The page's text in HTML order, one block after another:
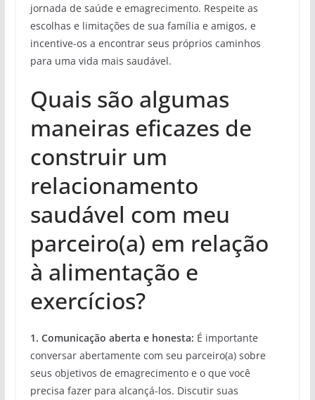
jornada de saúde e emagrecimento. Respeite as
escolhas e limitações de sua família e amigos, e
incentive-os a encontrar seus próprios caminhos
para uma vida mais saudável.
Quais são algumas
maneiras eficazes de
construir um
relacionamento
saudável com meu
parceiro(a) em relação
à alimentação e
exercícios?
1. Comunicação aberta e honesta: É importante
conversar abertamente com seu parceiro(a) sobre
seus objetivos de emagrecimento e o que você
precisa fazer para alcançá-los. Discutir suas